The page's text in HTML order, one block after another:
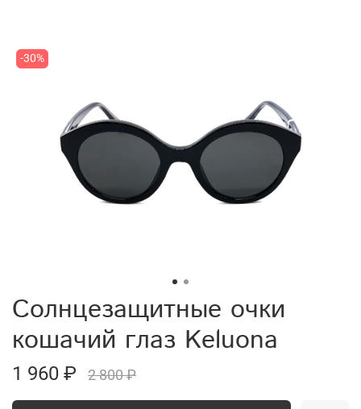
-30%
Солнцезащитные очки
кошачий глаз Keluona
1 960 ₽ 2 800 ₽